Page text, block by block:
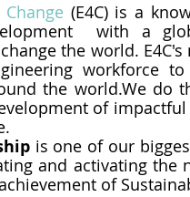
(E4C) is a
with a
the world.
workforce
the world.We do
of
is one of our
and activating the
of